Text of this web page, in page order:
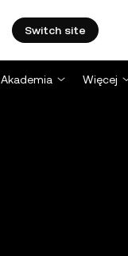
Switch site
Akademia Więcej